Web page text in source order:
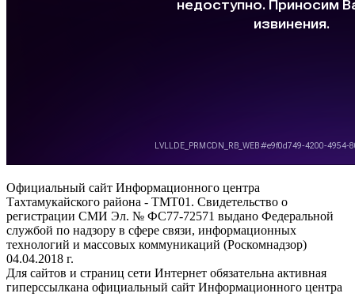
Официальный сайт Информационного центра
Тахтамукайского района - ТМТ01. Свидетельство о
регистрации СМИ Эл. № ФС77-72571 выдано Федеральной
службой по надзору в сфере связи, информационных
технологий и массовых коммуникаций (Роскомнадзор)
04.04.2018 г.
Для сайтов и страниц сети Интернет обязательна активная
гиперссылкана официальный сайт Информационного центра